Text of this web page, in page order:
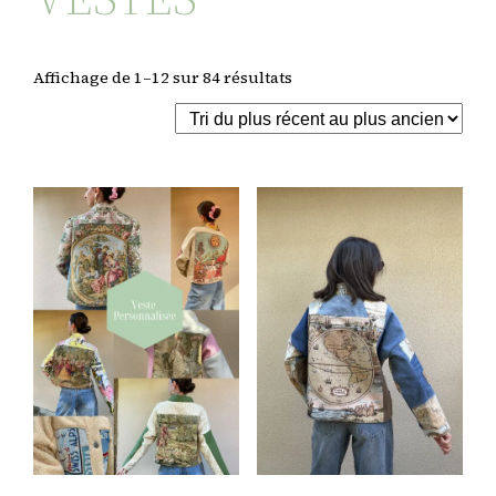
Affichage de 1–12 sur 84 résultats
du
plus
plus